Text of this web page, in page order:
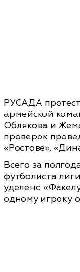
РУСАДА
армейской
Облякова и
проверок
«Ростове»,
Всего за
футболиста
уделено
одному игроку